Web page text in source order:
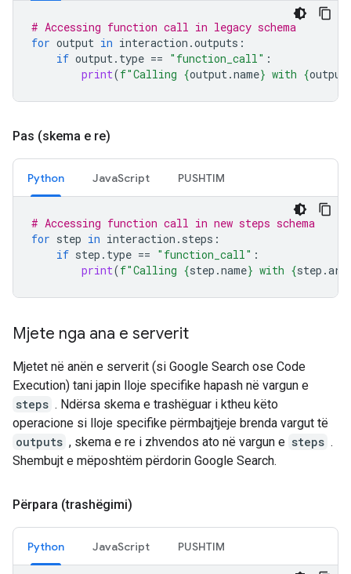
# Accessing function call in legacy schema
for output in interaction .outputs :
if output. type == "function_call" :
print(f"Calling {output.name} with {output
Pas (skema e re)
Python JavaScript PUSHTIM
# Accessing function call in new steps schema
for step in interaction . steps :
if step . type == "function_call" :
print(f"Calling {step .name} with {step .
Mjete nga ana e serverit
Mjetet në anën e serverit (si Google Search ose Code
Execution) tani japin lloje specifike hapash në vargun e
steps . Ndërsa skema e trashëguar i ktheu këto
operacione si lloje specifike përmbajtjeje brenda vargut të
outputs , skema e re i zhvendos ato në vargun e steps .
Shembujt e mëposhtëm përdorin Google Search.
Përpara (trashëgimi)
Python JavaScript PUSHTIM